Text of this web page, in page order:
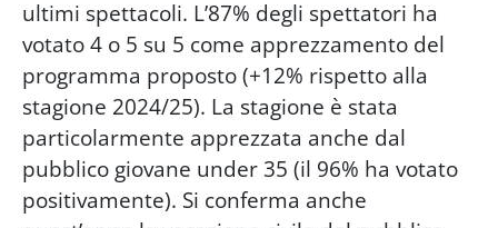
ultimi spettacoli. L’87% degli spettatori ha
votato 4 o 5 su 5 come apprezzamento del
programma proposto (+12% rispetto alla
stagione 2024/25). La stagione è stata
particolarmente apprezzata anche dal
pubblico giovane under 35 (il 96% ha votato
positivamente). Si conferma anche